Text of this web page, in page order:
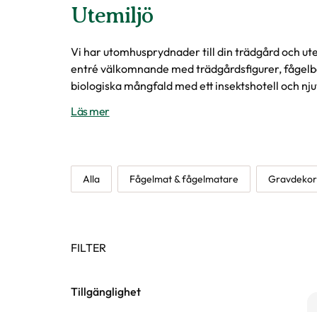
Utemiljö
Vi har utomhusprydnader till din trädgård och
entré välkomnande med trädgårdsfigurer,
biologiska mångfald med ett insektshotell och
Läs mer
Alla Fågelmat & fågelmatare
FILTER
Tillgänglighet